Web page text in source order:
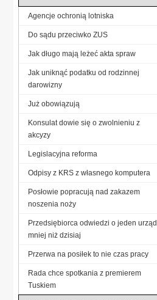
Agencje ochronią lotniska
Do sądu przeciwko ZUS
Jak długo mają leżeć akta spraw
Jak uniknąć podatku od rodzinnej
darowizny
Już obowiązują
Konsulat dowie się o zwolnieniu z
akcyzy
Legislacyjna reforma
Odpisy z KRS z własnego komputera
Posłowie popracują nad zakazem
noszenia noży
Przedsiębiorca odwiedzi o jeden urząd
mniej niż dzisiaj
Przerwa na posiłek to nie czas pracy
Rada chce spotkania z premierem
Tuskiem